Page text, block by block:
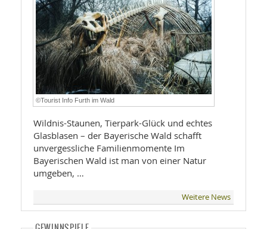
©Tourist Info Furth im Wald
Wildnis-Staunen, Tierpark-Glück und echtes
Glasblasen – der Bayerische Wald schafft
unvergessliche Familienmomente Im
Bayerischen Wald ist man von einer Natur
umgeben, …
Weitere News